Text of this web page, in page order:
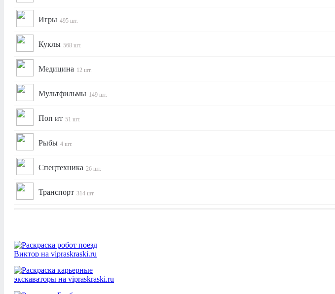
Игры 495 шт.
Куклы 568 шт.
Медицина 12 шт.
Мультфильмы 149 шт.
Поп ит 51 шт.
Рыбы 4 шт.
Спецтехника 26 шт.
Транспорт 314 шт.